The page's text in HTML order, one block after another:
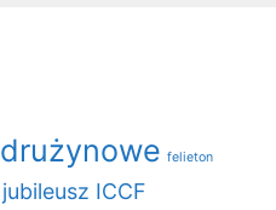
drużynowe felieton
jubileusz ICCF